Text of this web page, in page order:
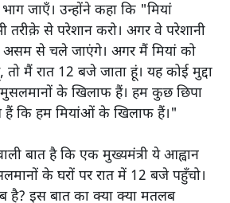
जाएँ। उन्होंने कहा कि "मियां
तरीक़े से परेशान करो। अगर वे परेशानी
असम से चले जाएंगे। अगर मैं मियां को
तो मैं रात 12 बजे जाता हूं। यह कोई मुद्दा
मुसलमानों के खिलाफ हैं। हम कुछ छिपा
हैं कि हम मियांओं के खिलाफ हैं।"
बात है कि एक मुख्यमंत्री ये आह्वान
के घरों पर रात में 12 बजे पहुँचो।
है? इस बात का क्या क्या मतलब